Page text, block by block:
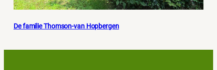
De familie Thomson-van Hopbergen